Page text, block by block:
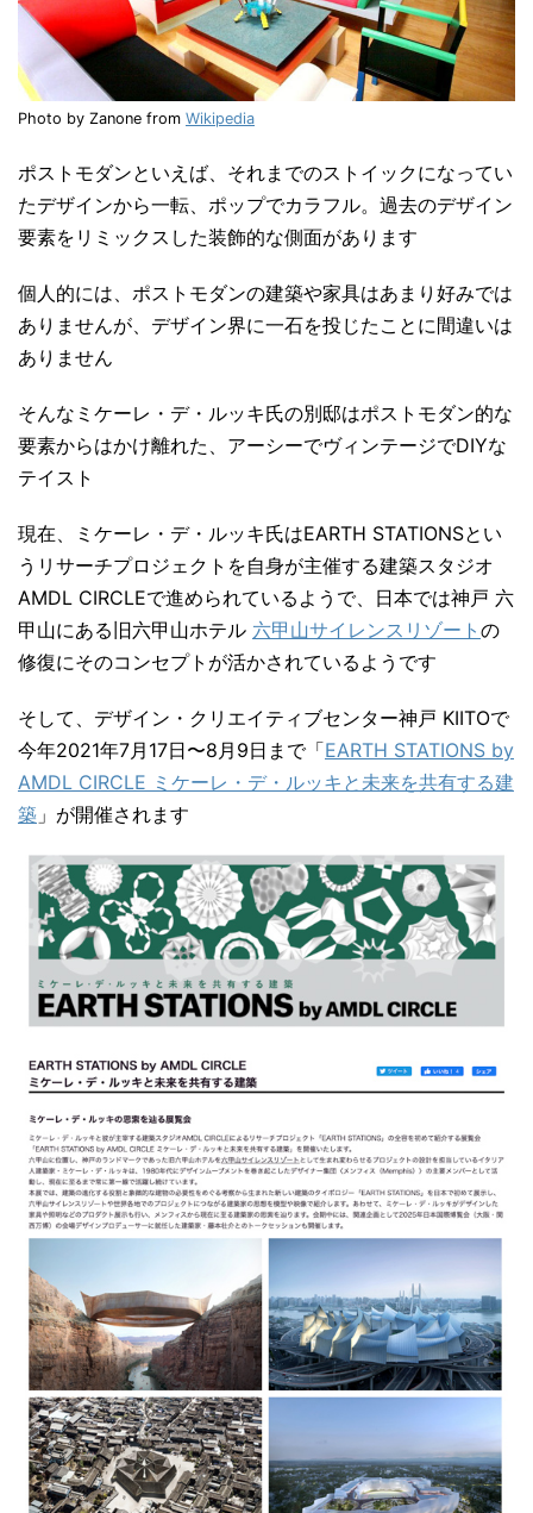
Photo by Zanone from Wikipedia
ポストモダンといえば、それまでのストイックになってい
たデザインから一転、ポップでカラフル。過去のデザイン
要素をリミックスした装飾的な側面があります
個人的には、ポストモダンの建築や家具はあまり好みでは
ありませんが、デザイン界に一石を投じたことに間違いは
ありません
そんなミケーレ・デ・ルッキ氏の別邸はポストモダン的な
要素からはかけ離れた、アーシーでヴィンテージでDIYな
テイスト
現在、ミケーレ・デ・ルッキ氏はEARTH STATIONSとい
うリサーチプロジェクトを自身が主催する建築スタジオ
AMDL CIRCLEで進められているようで、日本では神戸 六
甲山にある旧六甲山ホテル 六甲山サイレンスリゾート の
修復にそのコンセプトが活かされているようです
そして、デザイン・クリエイティブセンター神戸 KIITOで
今年2021年7月17日〜8月9日まで「EARTH STATIONS by
AMDL CIRCLE ミケーレ・デ・ルッキと未来を共有する建
築 」が開催されます